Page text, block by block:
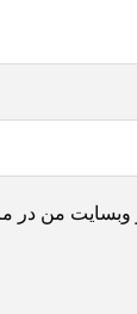
وبسایت من در